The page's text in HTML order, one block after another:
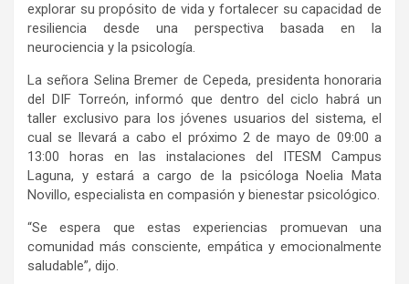
explorar su propósito de vida y fortalecer su capacidad de
resiliencia desde una perspectiva basada en la
neurociencia y la psicología.
La señora Selina Bremer deCepeda, presidentahonoraria
del DIF Torreón,informó que dentro del ciclo habrá un
taller exclusivo para los jóvenes usuarios del sistema, el
cual se llevará a cabo el próximo 2 de mayo de 09:00 a
13:00 horas en las instalaciones del
ITESM Campus
Laguna, yestará a cargo de la psicóloga Noelia Mata
Novillo, especialista en compasión y bienestar psicológico.
“Se espera que estas experiencias promuevan una
comunidad más consciente, empática y emocionalmente
saludable”, dijo.